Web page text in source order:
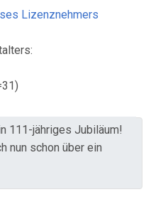
Lizenznehmers
111-jähriges Jubiläum!
nun schon über ein